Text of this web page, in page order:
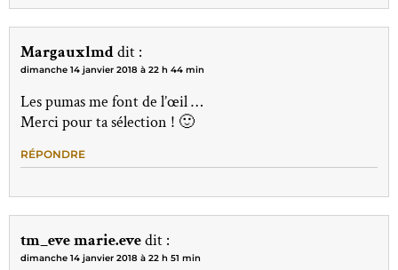
Margauxlmddit :
dimanche 14 janvier 2018 à 22 h 44 min
Les pumas me font de l’œil …
Merci pour ta sélection ! 🙂
RÉPONDRE
tm_eve marie.evedit :
dimanche 14 janvier 2018 à 22 h 51 min